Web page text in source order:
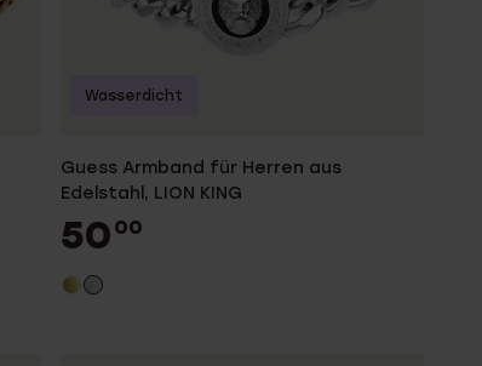
Guess Armband für Herren aus
Edelstahl, LION KING
50 00
Wasserdicht